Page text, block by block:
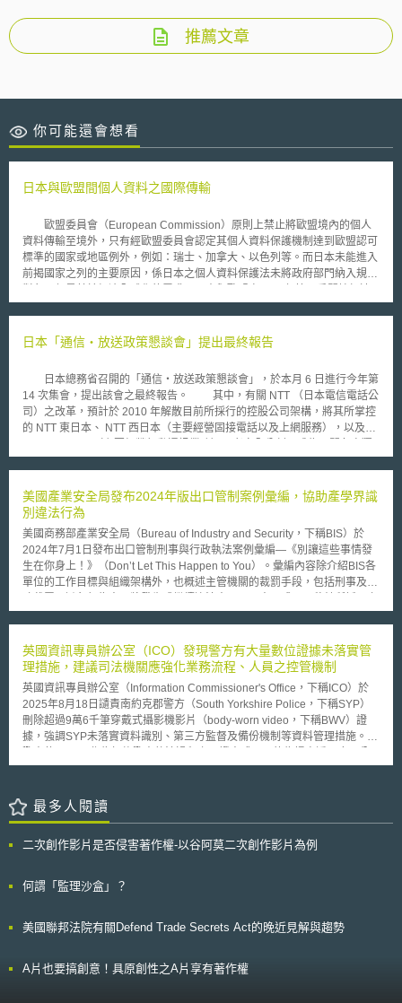
推薦文章
你可能還會想看
日本與歐盟間個人資料之國際傳輸
歐盟委員會（European Commission）原則上禁止將歐盟境內的個人
資料傳輸至境外，只有經歐盟委員會認定其個人資料保護機制達到歐盟認可
標準的國家或地區例外，例如：瑞士、加拿大、以色列等。而日本未能進入
前揭國家之列的主要原因，係日本之個人資料保護法未將政府部門納入規範
進行雙邊合意協商。 日本個人資料保護委員會公布，於2017年5月修正
準。其中包括以獨立的個人資料保護機關來確保必要的保全機制能確實執行
別化、非法販賣個人資料之處罰、其他）。 歐盟對此表示，雙邊對於
個人資料保護之標準的差異性已經漸漸縮小，利於日本與歐盟間個人資料國
際傳輸的環境也已經逐漸形成。目前於歐盟境內設立子公司或是設立法人的
日本企業，預期2018年即能自由就歐盟境內雇員或顧客的個人資料，進行
日本與歐盟間的國際傳輸。 由於歐盟關於個人資料之保護，為歐洲聯
Union）所明定，企業若非法進行個人資料境外傳輸，會被處以高額罰金，
高者為上限；股東甚至也可能面臨被提起訴訟的風險。日本此次修法，對日
本在歐盟境內的企業經營將帶來莫大的裨益。
日本「通信‧放送政策懇談會」提出最終報告
日本總務省召開的「通信‧放送政策懇談會」，於本月 6 日進行今年第
14 次集會，提出該會之最終報告。 其中，有關 NTT （日本電信電話公
司）之改革，預計於 2010 年解散目前所採行的控股公司架構，將其所掌控
的 NTT 東日本、 NTT 西日本（主要經營固接電話以及上網服務），以及
立的公司；且分割以後以上三者之間的合作關係亦應受到嚴密規制。至於
道，同時娛樂以及體育節目相關部門，以及網路傳輸、國際播送業務等，應
與 NHK 之核心業務切割，成立子公司自行獨立經營。 上開內容雖然是
因應通信與放送兩大體系日漸匯流之趨勢而生，惟論者以為勢將引發輿論以
及各大政黨之議論甚至反彈；而最終能否納入政府以及執政黨目前正在研擬
規劃的施政綱領，仍在未定之天，有待持續追蹤觀察。
美國產業安全局發布2024年版出口管制案例彙編，協助產學界識
別違法行為
美國商務部產業安全局（Bureau of Industry and Security，下稱BIS）於
2024年7月1日發布出口管制刑事與行政執法案例彙編—《別讓這些事情發
生在你身上！》（Don’t Let This Happen to You）。彙編內容除介紹BIS各
單位的工作目標與組織架構外，也概述主管機關的裁罰手段，包括刑事及行
限制措施（Denial of Export Privileges）、列管制清單、沒收資產等；亦提
Disclosures）規定等；更收錄新的執法案例。 該彙編以中國、俄羅斯、伊
朗及其他地區之出口目的地為主軸，就管制理由涉及國家安全、軍事、大規
模毀滅性武器等理由，分別介紹重點違法案例。提供產、學界識別違法行為
時之參考。 對於2024年結案的重點案例，重點摘要如下： 1.愛沙尼亞T公
司違反美國出口管制規定，非法將「座標磨床」（jig grinder）輸往俄羅
斯，分別遭罰34萬美金及48萬美金。 2.英國籍F氏意圖自美國違法輸出工業
微波系統（industrial microwave system）及反無人機系統（counter-drone
（transgenes of the A subunit of the ricin toxin）的轉基因果蠅，而未申請
出口許可，遭停止出口，並須對行政人員進行出口管制教育訓練。
英國資訊專員辦公室（ICO）發現警方有大量數位證據未落實管
理措施，建議司法機關應強化業務流程、人員之控管機制
英國資訊專員辦公室（Information Commissioner's Office，下稱ICO）於
2025年8月18日讉責南約克郡警方（South Yorkshire Police，下稱SYP）
刪除超過9萬6千筆穿戴式攝影機影片（body-worn video，下稱BWV）證
據，強調SYP未落實資料識別、第三方監督及備份機制等資料管理措施。
眾信賴及取得最佳證據等。由於BWV證據具備公正性及準確性，亦可減低
點，先傳送至「數位證據管理系統（Digital Evidence Management，下稱
DEM系統，該系統由第三方業者管理）」後，再傳輸至「儲存網格
庫」中的BWV證據。 2023年SYP發生遺失大量BWV證據之爭議事件，事實
同年8月7日時，SYP發現在儲存網格資料庫中，具錯誤刪除96,174筆原始
特定的檔案名稱或其他可識別的資料標記等方式標記資料，即使SYP內部已
證據」數量，且遺失之資料共涉及126起刑案，其中更有3案受影響，甚至
最多人閱讀
二次創作影片是否侵害著作權-以谷阿莫二次創作影片為例
何謂「監理沙盒」？
美國聯邦法院有關Defend Trade Secrets Act的晚近見解與趨勢
A片也要搞創意！具原創性之A片享有著作權